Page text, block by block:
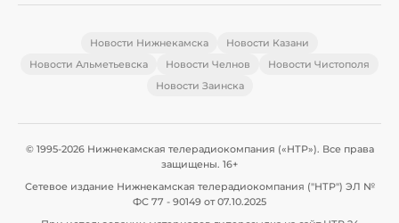
Новости Нижнекамска
Новости Казани
Новости Альметьевска
Новости Челнов
Новости Чистополя
Новости Заинска
© 1995-2026 Нижнекамская телерадиокомпания («НТР»). Все права
защищены. 16+
Сетевое издание Нижнекамская телерадиокомпания ("НТР") ЭЛ №
ФС 77 - 90149 от 07.10.2025